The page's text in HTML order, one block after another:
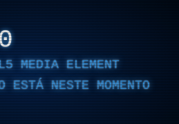
MEDIA ELEMENT
ESTÁ NESTE MOMENTO